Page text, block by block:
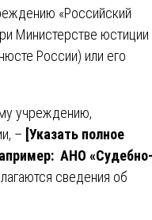
«Российский
Министерстве юстиции
России) или его
учреждению,
– [Указать полное
АНО «Судебно-
сведения об